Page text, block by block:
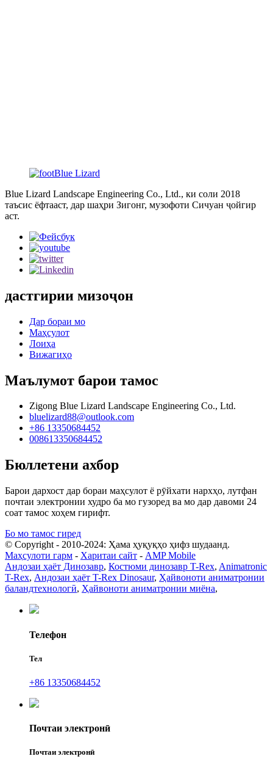
Blue Lizard Landscape Engineering Co., Ltd., ки соли 2018
таъсис ёфтааст, дар шаҳри Зигонг, музофоти Сичуан ҷойгир
аст.
дастгирии мизоҷон
Дар бораи мо
Маҳсулот
Лоиҳа
Вижагиҳо
Маълумот барои тамос
Zigong Blue Lizard Landscape Engineering Co., Ltd.
bluelizard88@outlook.com
+86 13350684452
008613350684452
Бюллетени ахбор
Барои дархост дар бораи маҳсулот ё рӯйхати нархҳо, лутфан
почтаи электронии худро ба мо гузоред ва мо дар давоми 24
соат тамос хоҳем гирифт.
Бо мо тамос гиред
© Copyright - 2010-2024: Ҳама ҳуқуқҳо ҳифз шудаанд.
Маҳсулоти гарм - Харитаи сайт - AMP Mobile
Андозаи ҳаёт Динозавр, Костюми динозавр T-Rex, Animatronic
T-Rex, Андозаи ҳаёт T-Rex Dinosaur, Ҳайвоноти аниматронии
баландтехнологӣ, Ҳайвоноти аниматронии миёна,
Телефон
Тел
+86 13350684452
Почтаи электронӣ
Почтаи электронӣ